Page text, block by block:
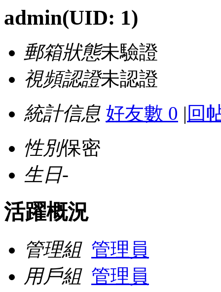
admin(UID: 1)
郵箱狀態未驗證
視頻認證未認證
統計信息 好友數 0 | 回
性別保密
生日-
活躍概況
管理組 管理員
用戶組 管理員